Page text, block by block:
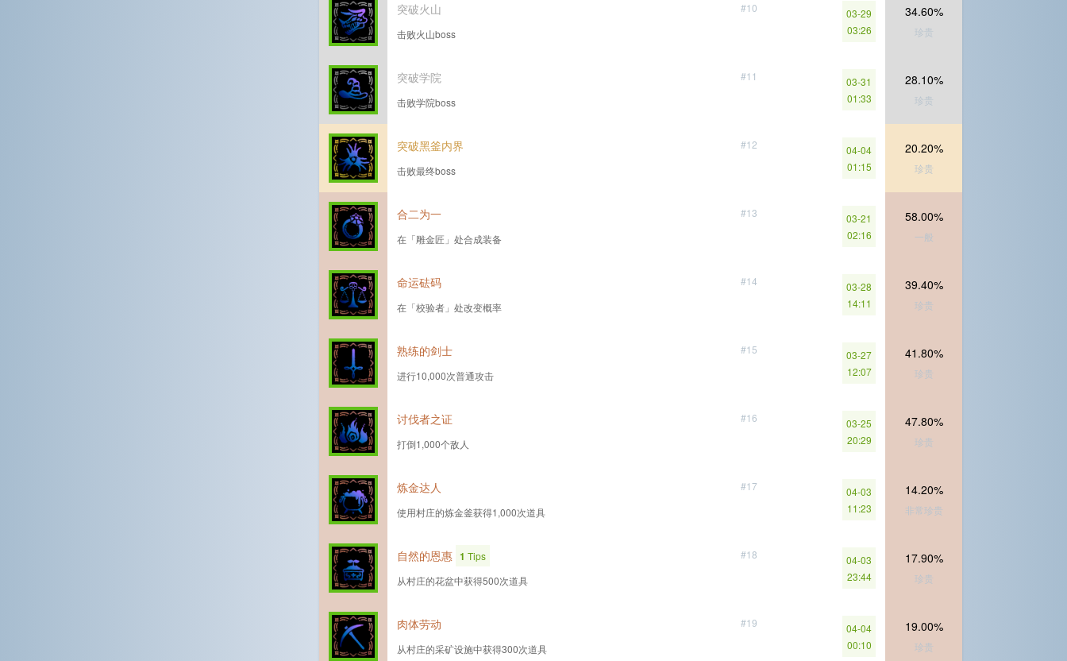
#10
突破火山
击败火山boss
03-29
03:26
34.60%
珍贵
#11
突破学院
击败学院boss
03-31
01:33
28.10%
珍贵
#12
突破黑釜内界
击败最终boss
04-04
01:15
20.20%
珍贵
#13
合二为一
在「雕金匠」处合成装备
03-21
02:16
58.00%
一般
#14
命运砝码
在「校验者」处改变概率
03-28
14:11
39.40%
珍贵
#15
熟练的剑士
进行10,000次普通攻击
03-27
12:07
41.80%
珍贵
#16
讨伐者之证
打倒1,000个敌人
03-25
20:29
47.80%
珍贵
#17
炼金达人
使用村庄的炼金釜获得1,000次道具
04-03
11:23
14.20%
非常珍贵
#18
自然的恩惠 1 Tips
从村庄的花盆中获得500次道具
04-03
23:44
17.90%
珍贵
#19
肉体劳动
从村庄的采矿设施中获得300次道具
04-04
00:10
19.00%
珍贵